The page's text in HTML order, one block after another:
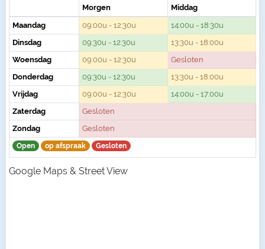
Morgen
Middag
Maandag
09:00u - 12:30u
14:00u - 18:30u
Dinsdag
09:30u - 12:30u
13:30u - 18:00u
Woensdag
09:00u - 12:30u
Gesloten
Donderdag
09:30u - 12:30u
13:30u - 18:00u
Vrijdag
09:00u - 12:30u
14:00u - 17:00u
Zaterdag
Gesloten
Zondag
Gesloten
Open op afspraak Gesloten
Google Maps & Street View